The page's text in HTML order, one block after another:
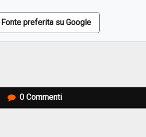
Fonte preferita su Google
0 Commenti